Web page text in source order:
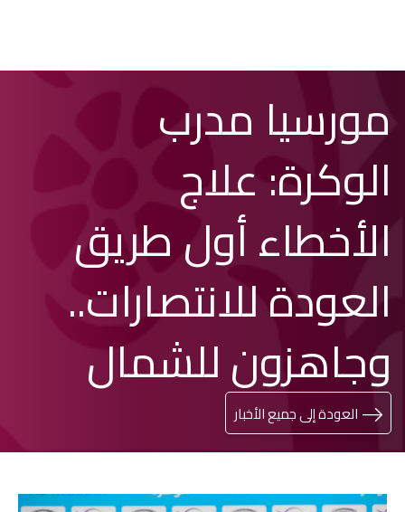
المحتوى
مورسيا مدرب
الوكرة: علاج
الأخطاء أول طريق
العودة للانتصارات..
وجاهزون للشمال
العودة إلى جميع الأخبار